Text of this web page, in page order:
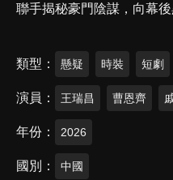
聯手揭秘豪門陰謀，向幕後
類型 懸疑 時裝 短劇
演員 王瑞昌 曹恩齊
年份 2026
國別 中國